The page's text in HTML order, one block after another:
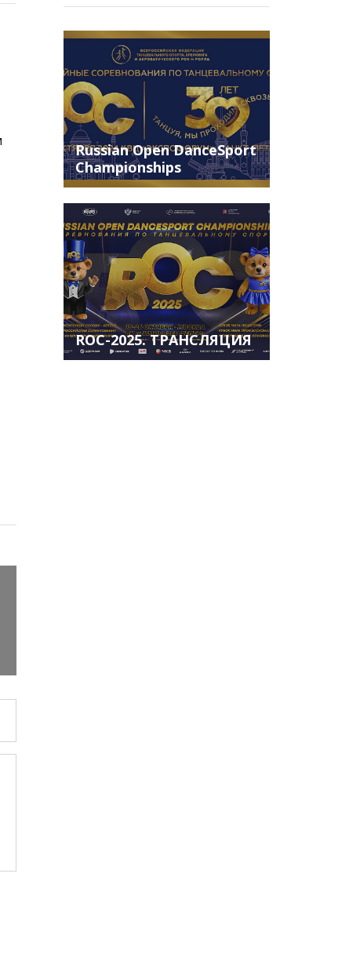
Russian Open DanceSport
Championships
состоится в Санкт-
Петербурге
ROC-2025. ТРАНСЛЯЦИЯ